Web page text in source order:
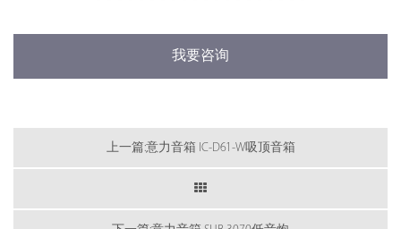
我要咨询
上一篇:意力音箱 IC-D61-W吸顶音箱